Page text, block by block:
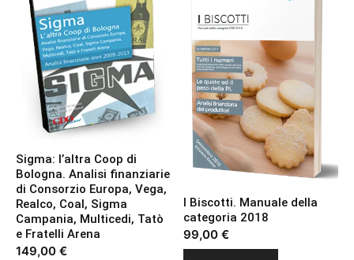
Sigma: l’altra Coop di
Bologna. Analisi finanziarie
di Consorzio Europa, Vega,
Realco, Coal, Sigma
Campania, Multicedi, Tatò
e Fratelli Arena
149,00 €
I Biscotti. Manuale della
categoria 2018
99,00€